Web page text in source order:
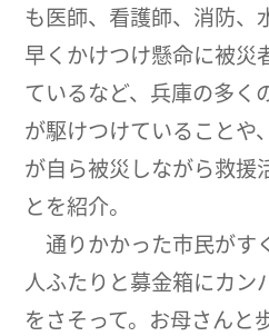
も医師、看護師、消防、
早くかけつけ懸命に被災
ているなど、兵庫の多く
が駆けつけていることや
が自ら被災しながら救援
とを紹介。
通りかかった市民がす
人ふたりと募金箱にカン
をさそって。お母さんと